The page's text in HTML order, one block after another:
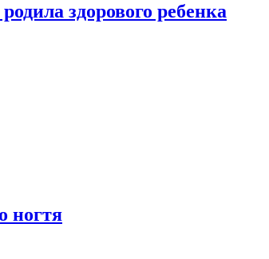
здорового ребенка
ногтя